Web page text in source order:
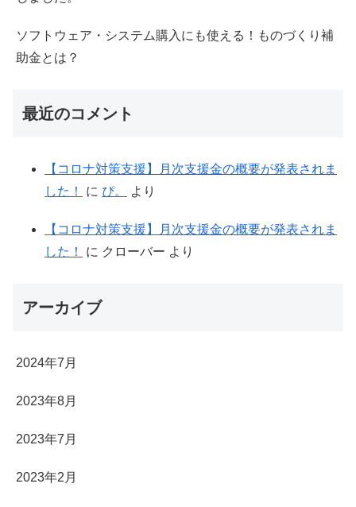
ソフトウェア・システム購入にも使える！ものづくり補
助金とは？
最近のコメント
【コロナ対策支援】月次支援金の概要が発表されま
した！
に ぴ。 より
【コロナ対策支援】月次支援金の概要が発表されま
した！
に クローバー より
アーカイブ
2024年7月
2023年8月
2023年7月
2023年2月